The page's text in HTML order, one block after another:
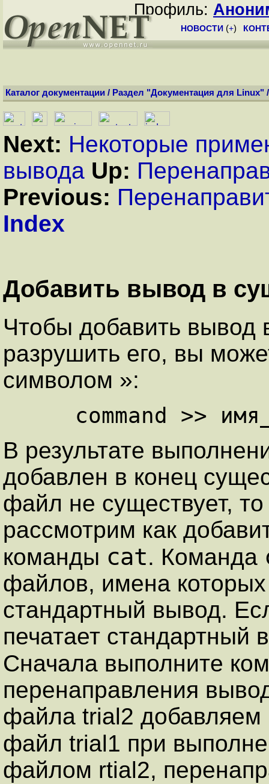
Профиль:
НОВОСТИ (+)
Каталог документации / Раздел "Документация для Linux"
Next: Некоторые
вывода Up:
Previous:
Index
Добавить вывод в
Чтобы добавить
разрушить его, вы
символом »:
В результате
добавлен в конец
файл не существует,
рассмотрим как
команды cat. Команда
файлов, имена
стандартный вывод.
печатает стандартный
Сначала выполните
перенаправления
файла trial2 добавляем
файл trial1 при
файлом rtial2,